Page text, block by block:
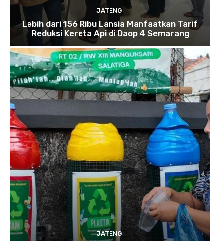
JATENG
Lebih dari 156 Ribu Lansia Manfaatkan Tarif
Reduksi Kereta Api di Daop 4 Semarang
JATENG